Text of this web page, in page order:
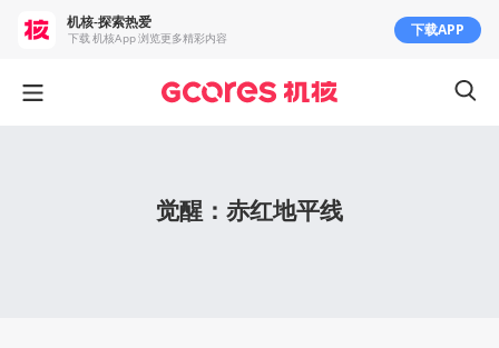
觉醒：赤红地平线
机核-探索热爱
下载 机核App 浏览更多精彩内容 下载APP